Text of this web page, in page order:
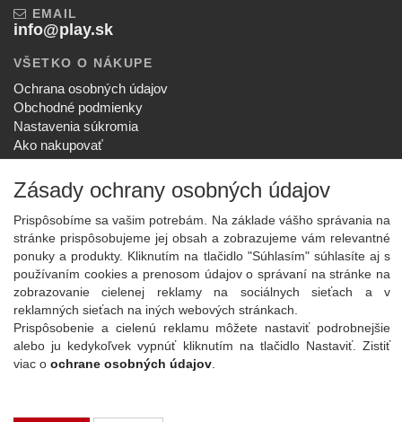
EMAIL
info@play.sk
VŠETKO O NÁKUPE
Ochrana osobných údajov
Obchodné podmienky
Nastavenia súkromia
Ako nakupovať
Reklamačný poriadok
SPOLOČNOSŤ
O nás
Kontakt
Služby
Aktuality
NOVINKY NA EMAIL
Prihlásiť
Viac informácií o tejto službe
Zásady ochrany osobných údajov
Prispôsobíme sa vašim potrebám. Na základe vášho správania na
stránke prispôsobujeme jej obsah a zobrazujeme vám relevantné
ponuky a produkty. Kliknutím na tlačidlo "Súhlasím" súhlasíte aj s
používaním cookies a prenosom údajov o správaní na stránke na
zobrazovanie cielenej reklamy na sociálnych sieťach a v
reklamných sieťach na iných webových stránkach.
Prispôsobenie a cielenú reklamu môžete nastaviť podrobnejšie
alebo ju kedykoľvek vypnúť kliknutím na tlačidlo Nastaviť. Zistiť
viac o ochrane osobných údajov